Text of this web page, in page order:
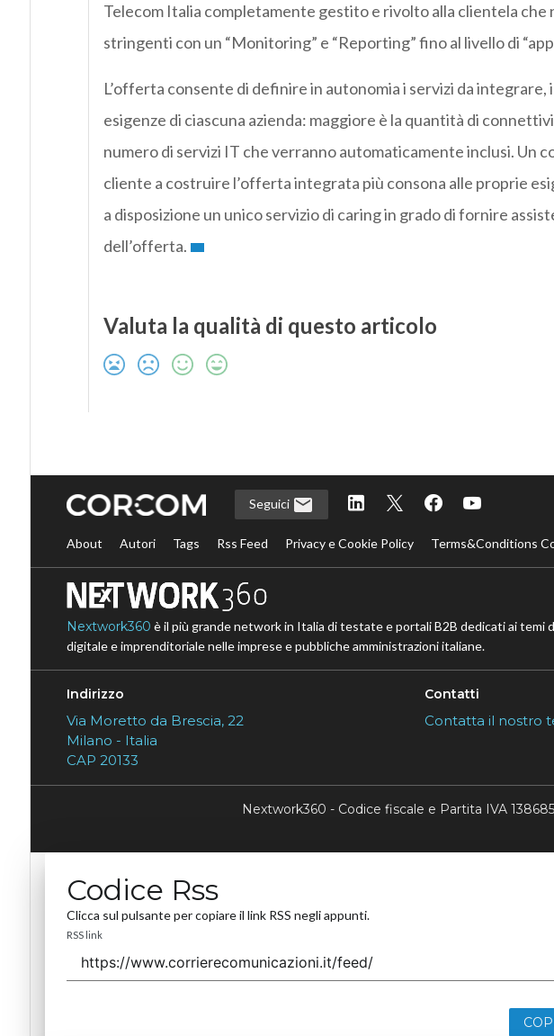
Telecom Italia completamente gestito e rivolto alla clientela che
stringenti con un “Monitoring” e “Reporting” fino al livello di
L’offerta consente di definire in autonomia i servizi da
esigenze di ciascuna azienda: maggiore è la quantità di
numero di servizi IT che verranno automaticamente inclusi. Un
cliente a costruire l’offerta integrata più consona alle proprie
a disposizione un unico servizio di caring in grado di fornire
dell’offerta.
Valuta la qualità di questo articolo
Seguici
About Autori Tags Rss Feed Privacy e Cookie Policy Terms&Conditions
Nextwork360 è il più grande network in Italia di testate e portali B2B dedicati ai temi
digitale e imprenditoriale nelle imprese e pubbliche amministrazioni italiane.
Indirizzo
Via Moretto da Brescia, 22
Milano - Italia
CAP 20133
Contatti
Contatta il nostro
Nextwork360 - Codice fiscale e Partita IVA
Codice Rss
Clicca sul pulsante per copiare il link RSS negli appunti.
RSS link